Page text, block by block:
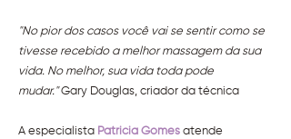
"No pior dos casos você vai se sentir como se
tivesse recebido a melhor massagem da sua
vida. No melhor, sua vida toda pode
mudar."Gary Douglas, criador da técnica
A especialista Patricia Gomes atende